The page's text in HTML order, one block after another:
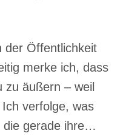
der Öffentlichkeit
merke ich, dass
zu äußern – weil
verfolge, was
die gerade ihre…